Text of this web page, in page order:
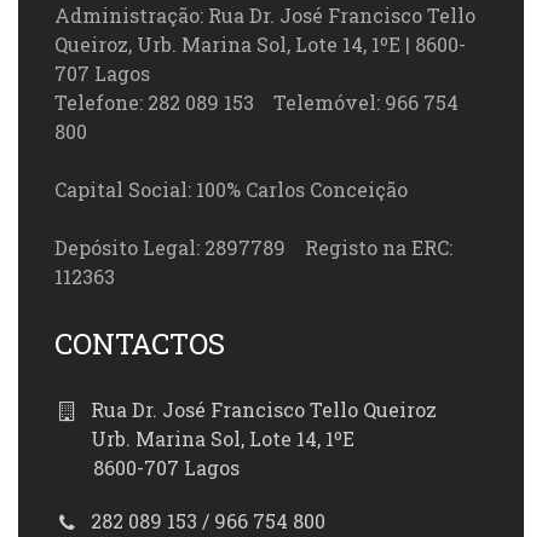
Administração: Rua Dr. José Francisco Tello
Queiroz, Urb. Marina Sol, Lote 14, 1ºE | 8600-
707 Lagos
Telefone: 282 089 153 Telemóvel: 966 754
800
Capital Social: 100% Carlos Conceição
Depósito Legal: 2897789 Registo na ERC:
112363
CONTACTOS
Rua Dr. José Francisco Tello Queiroz
Urb. Marina Sol, Lote 14, 1ºE
8600-707 Lagos
282 089 153 / 966 754 800